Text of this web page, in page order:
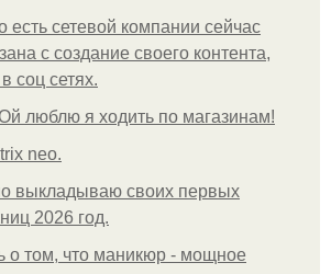
есть сетевой компании сейчас
с создание своего контента,
соц сетях.
люблю я ходить по магазинам!
neo.
выкладываю своих первых
2026 год.
о том, что маникюр - мощное